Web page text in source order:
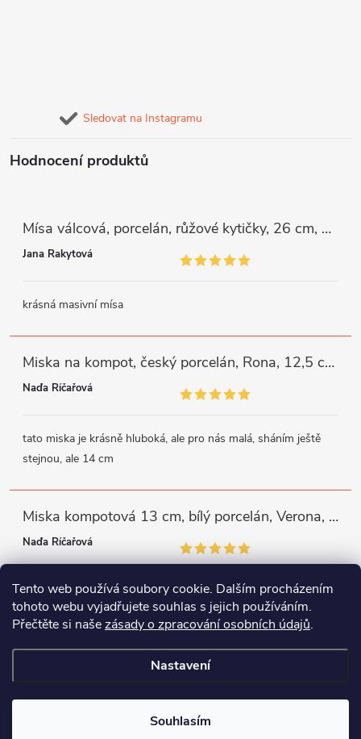
Tento web používá soubory cookie. Dalším procházením
tohoto webu vyjadřujete souhlas s jejich používáním.
Přečtěte si našezásady o zpracování osobních údajů.
Nastavení
Souhlasím
Sledovat na Instagramu
Hodnocení produktů
Mísa válcová, porcelán, růžové kytičky, 26 cm, G. Benedikt
Jana Rakytová
krásná masivní mísa
Miska na kompot, český porcelán, Rona, 12,5 cm, bílý, G. Benedikt
Naďa Říčařová
tato miska je krásně hluboká, ale pro nás malá, sháním ještě
stejnou, ale 14 cm
Miska kompotová 13 cm, bílý porcelán, Verona, G. Benedikt
Naďa Říčařová
miska je trochu mělká, ale využiji
Copyright 2026Porcelánový svět. Všechna práva vyhrazena.